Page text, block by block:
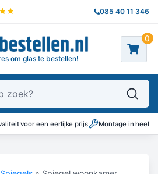
085 40 11 346
om glas te bestellen!
0
zoek?
voor een eerlijke prijs Montage in heel